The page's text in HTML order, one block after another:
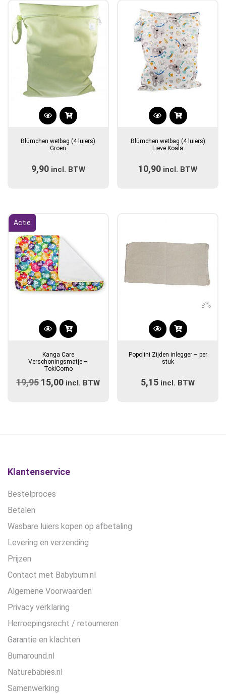
Blümchen wetbag (4 luiers)
Groen
9,90 incl. BTW
Blümchen wetbag (4 luiers)
Lieve Koala
10,90 incl. BTW
Actie
Kanga Care
Verschoningsmatje –
TokiCorno
19,95 Oorspronkelijke
15,00 Huidige
incl. BTW
Dit
heeft
variaties.
Popolini Zijden inlegger – per
stuk
5,15 incl. BTW
Klantenservice
Bestelproces
Betalen
Wasbare luiers kopen op afbetaling
Levering en verzending
Prijzen
Contact met Babybum.nl
Algemene Voorwaarden
Privacy verklaring
Herroepingsrecht / retourneren
Garantie en klachten
Bumaround.nl
Naturebabies.nl
Samenwerking